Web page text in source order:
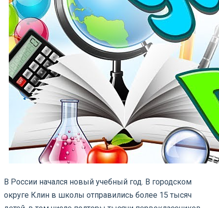
В России начался новый учебный год. В городском
округе Клин в школы отправились более 15 тысяч